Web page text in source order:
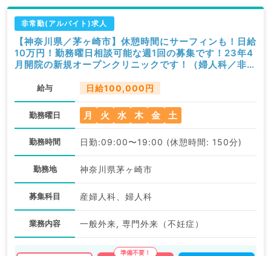
非常勤(アルバイト)求人
【神奈川県／茅ヶ崎市】休憩時間にサーフィンも！日給
10万円！勤務曜日相談可能な週1回の募集です！23年4
月開院の新規オープンクリニックです！（婦人科／非常
給与 日給100,000円
勤務曜日 月 火 水 木 金 土
勤務時間 日勤:09:00〜19:00 (休憩時間: 150分)
勤務地 神奈川県茅ヶ崎市
募集科目 産婦人科、婦人科
業務内容 一般外来, 専門外来（不妊症）